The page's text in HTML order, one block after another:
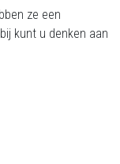
ze een
kunt u denken aan